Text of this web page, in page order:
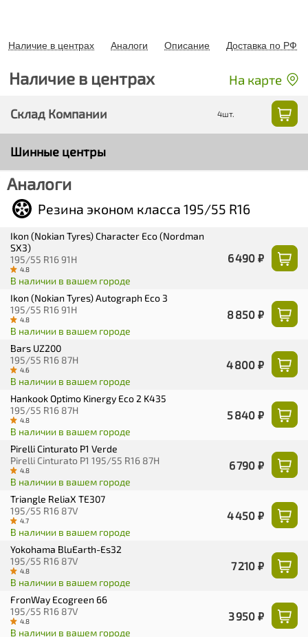
Наличие в центрах Аналоги Описание Доставка по РФ
Наличие в центрах На карте
Склад Компании 4шт.
Шинные центры
Аналоги
Резина эконом класса 195/55 R16
Ikon (Nokian Tyres) Character Eco (Nordman
SX3)
195/55 R16 91H
4.8
В наличии в вашем городе
6 490 ₽
Ikon (Nokian Tyres) Autograph Eco 3
195/55 R16 91H
4.8
В наличии в вашем городе
8 850 ₽
Bars UZ200
195/55 R16 87H
4.6
В наличии в вашем городе
4 800 ₽
Hankook Optimo Kinergy Eco 2 K435
195/55 R16 87H
4.8
В наличии в вашем городе
5 840 ₽
Pirelli Cinturato P1 Verde
Pirelli Cinturato P1 195/55 R16 87H
4.8
В наличии в вашем городе
6 790 ₽
Triangle ReliaX TE307
195/55 R16 87V
4.7
В наличии в вашем городе
4 450 ₽
Yokohama BluEarth-Es32
195/55 R16 87V
4.8
В наличии в вашем городе
7 210 ₽
FronWay Ecogreen 66
195/55 R16 87V
4.8
В наличии в вашем городе
3 950 ₽